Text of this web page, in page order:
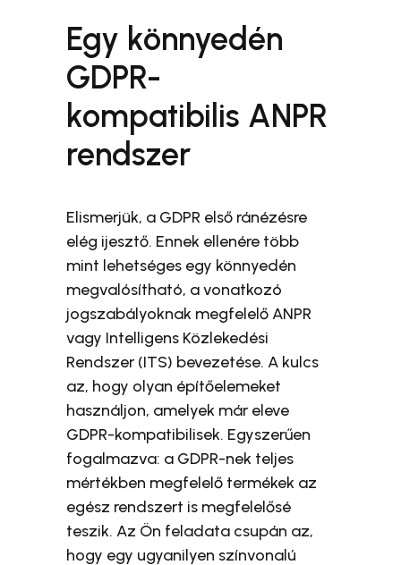
Egy könnyedén
GDPR-
kompatibilis ANPR
rendszer
Elismerjük, a GDPR első ránézésre
elég ijesztő. Ennek ellenére több
mint lehetséges egy könnyedén
megvalósítható, a vonatkozó
jogszabályoknak megfelelő ANPR
vagy Intelligens Közlekedési
Rendszer (ITS) bevezetése. A kulcs
az, hogy olyan építőelemeket
használjon, amelyek már eleve
GDPR-kompatibilisek. Egyszerűen
fogalmazva: a GDPR-nek teljes
mértékben megfelelő termékek az
egész rendszert is megfelelősé
teszik. Az Ön feladata csupán az,
hogy egy ugyanilyen színvonalú